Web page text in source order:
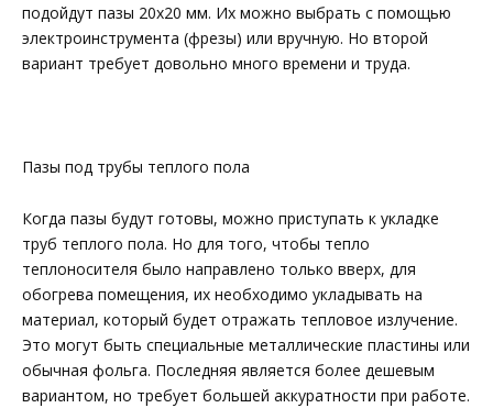
подойдут пазы 20х20 мм. Их можно выбрать с помощью
электроинструмента (фрезы) или вручную. Но второй
вариант требует довольно много времени и труда.
Пазы под трубы теплого пола
Когда пазы будут готовы, можно приступать к укладке
труб теплого пола. Но для того, чтобы тепло
теплоносителя было направлено только вверх, для
обогрева помещения, их необходимо укладывать на
материал, который будет отражать тепловое излучение.
Это могут быть специальные металлические пластины или
обычная фольга. Последняя является более дешевым
вариантом, но требует большей аккуратности при работе.